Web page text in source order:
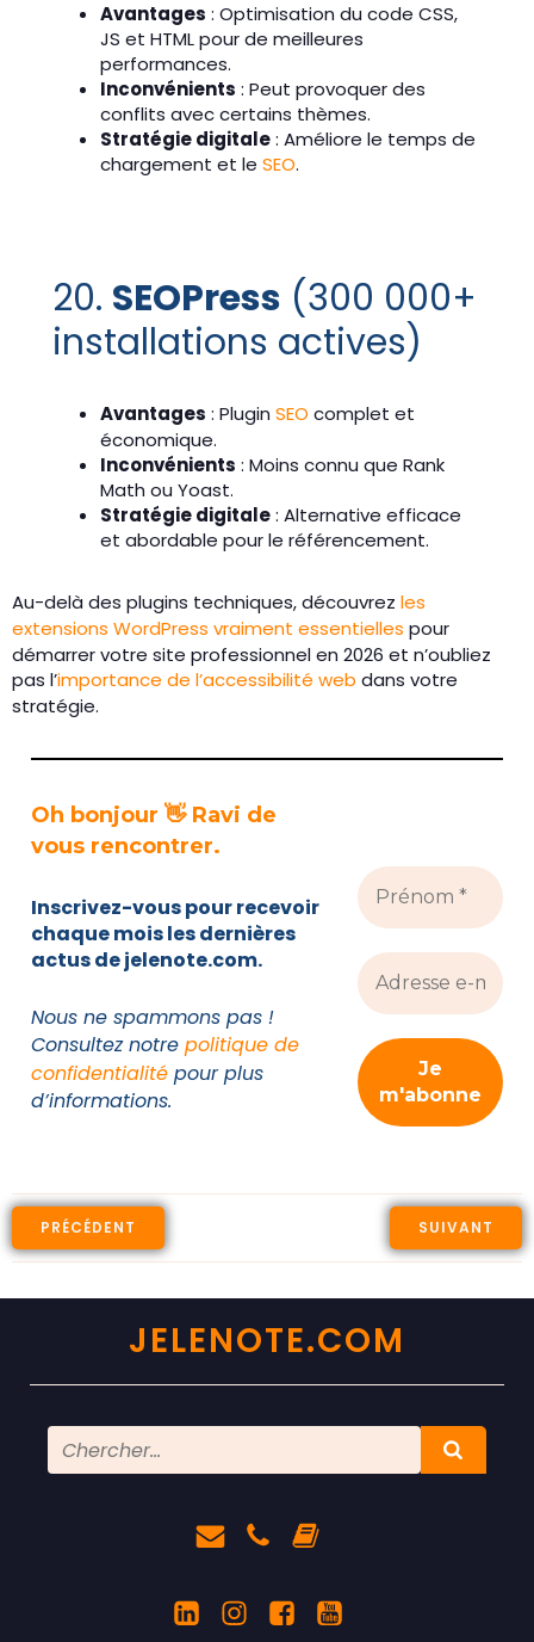
Avantages : Optimisation du code CSS,
JS et HTML pour de meilleures
performances.
Inconvénients : Peut provoquer des
conflits avec certains thèmes.
Stratégie digitale: Améliore le temps de
chargement et leSEO.
20. SEOPress (300 000+
installations actives)
Avantages : PluginSEO complet et
économique.
Inconvénients : Moins connu que Rank
Math ou Yoast.
Stratégie digitale: Alternative efficace
et abordable pour le référencement.
Au-delà des plugins techniques, découvrez les
extensions WordPress vraiment essentielles pour
démarrer votre site professionnel en 2026 et n’oubliez
pas l’importance de l’accessibilité web dans votre
stratégie.
Oh bonjour 👋 Ravi de
vous rencontrer.
Inscrivez-vous pour recevoir
chaque mois les dernières
actus de jelenote.com.
Nous ne spammons pas !
Consultez notre politique de
confidentialité pour plus
d’informations.
PRÉCÉDENT SUIVANT
JELENOTE.COM